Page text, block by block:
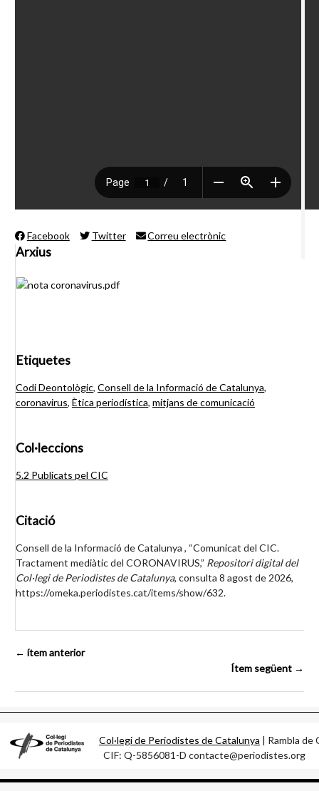
Facebook Twitter Correu electrònic
Arxius
Etiquetes
Codi Deontològic, Consell de la Informació de Catalunya,
coronavirus, Ètica periodística, mitjans de comunicació
Col·leccions
5.2 Publicats pel CIC
Citació
Consell de la Informació de Catalunya , “Comunicat del CIC.
Tractament mediàtic del CORONAVIRUS,” Repositori digital del
Col·legi de Periodistes de Catalunya, consulta 8 agost de 2026,
https://omeka.periodistes.cat/items/show/632.
← ítem anterior
Ítem següent →
Col·legi de Periodistes de Catalunya | Rambla
CIF: Q-5856081-D